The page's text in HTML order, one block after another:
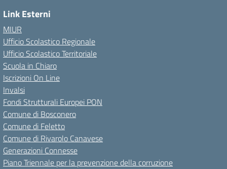
Link Esterni
MIUR
Ufficio Scolastico Regionale
Ufficio Scolastico Territoriale
Scuola in Chiaro
Iscrizioni On Line
Invalsi
Fondi Strutturali Europei PON
Comune di Bosconero
Comune di Feletto
Comune di Rivarolo Canavese
Generazioni Connesse
Piano Triennale per la prevenzione della corruzione